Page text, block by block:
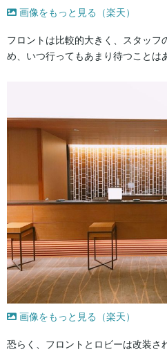
画像をもっと見る（楽天）
フロントは比較的大きく、スタッフ
め、いつ行ってもあまり待つことは
画像をもっと見る（楽天）
恐らく、フロントとロビーは改装さ